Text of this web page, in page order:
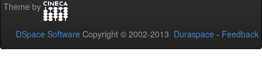
Theme by
DSpace Software Copyright © 2002-2013 Duraspace - Feedback